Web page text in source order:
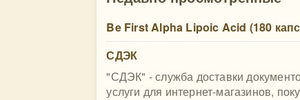
Be First Alpha Lipoic Acid (180
СДЭК
"СДЭК" - служба доставки
услуги для интернет-магазинов,